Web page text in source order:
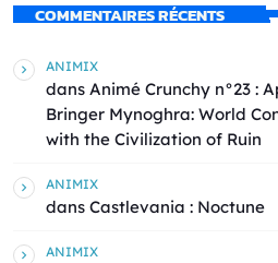
COMMENTAIRES RÉCENTS
ANIMIX
dans Animé Crunchy n°23 :
Bringer Mynoghra: World
with the Civilization of Ruin
ANIMIX
dans Castlevania : Noctune
ANIMIX